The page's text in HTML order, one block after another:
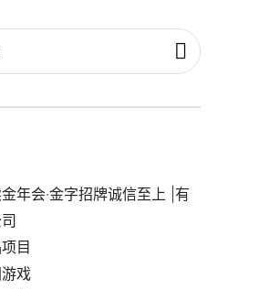
年会·金字招牌诚信至上 |有
目
戏